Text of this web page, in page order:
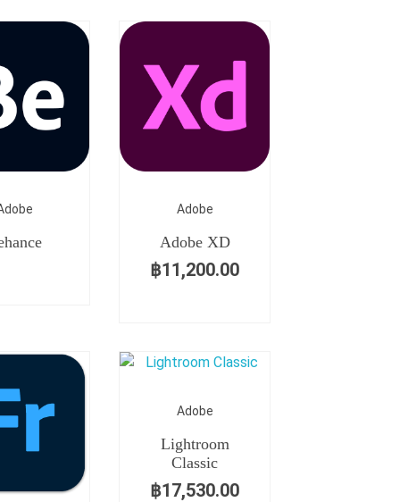
Adobe
Adobe XD
฿11,200.00
Adobe
Lightroom
Classic
฿17,530.00